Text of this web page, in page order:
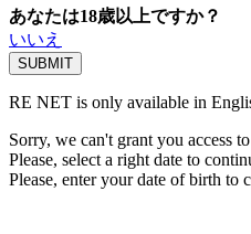
あなたは18歳以上ですか？
いいえ
RE NET is only available in
Sorry, we can't grant you access
Please, select a right date to
Please, enter your date of birth to